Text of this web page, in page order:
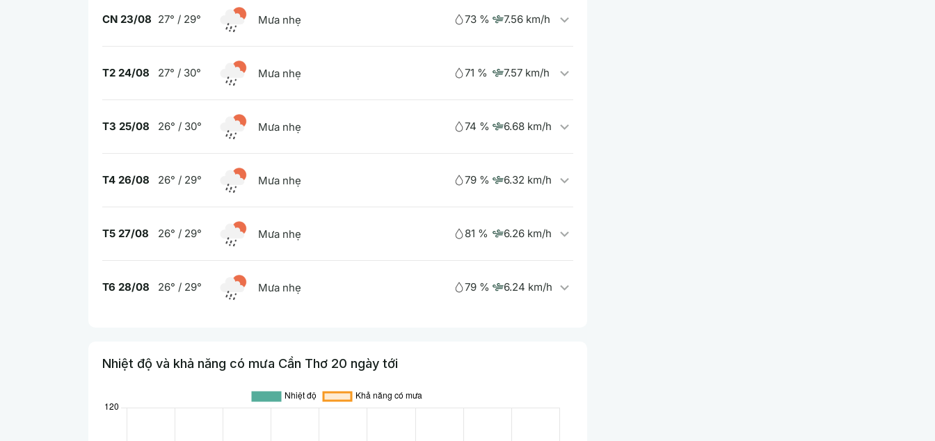
CN 23/08 27° / 29° Mưa nhẹ 73 % 7.56 km/h
T2 24/08 27° / 30° Mưa nhẹ 71 % 7.57 km/h
T3 25/08 26° / 30° Mưa nhẹ 74 % 6.68 km/h
T4 26/08 26° / 29° Mưa nhẹ 79 % 6.32 km/h
T5 27/08 26° / 29° Mưa nhẹ 81 % 6.26 km/h
T6 28/08 26° / 29° Mưa nhẹ 79 % 6.24 km/h
Nhiệt độ và khả năng có mưa Cần Thơ 20 ngày tới